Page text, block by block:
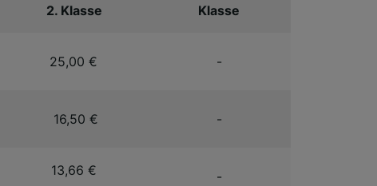
2. Klasse
Klasse
25,00 € -
16,50 € -
13,66 € -